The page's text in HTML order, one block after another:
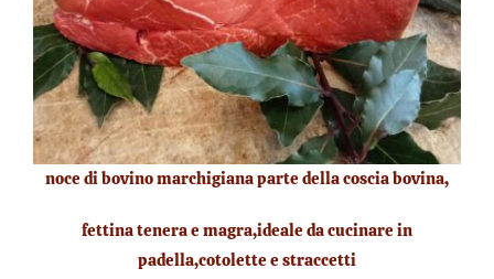
noce di bovino marchigiana parte della coscia bovina,
fettina tenera e magra,ideale da cucinare in
padella,cotolette e straccetti